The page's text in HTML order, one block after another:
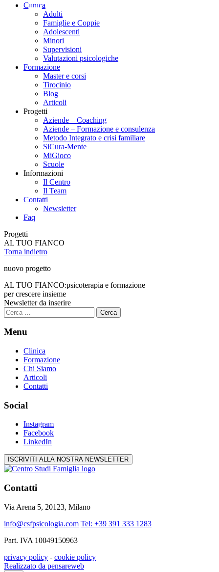
Clinica
Adulti
Famiglie e Coppie
Adolescenti
Minori
Supervisioni
Valutazioni psicologiche
Formazione
Master e corsi
Tirocinio
Blog
Articoli
Progetti
Aziende – Coaching
Aziende – Formazione e consulenza
Metodo Integrato e crisi familiare
SiCura-Mente
MiGioco
Scuole
Informazioni
Il Centro
Il Team
Contatti
Newsletter
Faq
Progetti
AL TUO FIANCO
Torna indietro
nuovo progetto
AL TUO FIANCO:psicoterapia e formazione
per crescere insieme
Newsletter da inserire
Ricerca
per:
Menu
Clinica
Formazione
Chi Siamo
Articoli
Contatti
Social
Instagram
Facebook
LinkedIn
ISCRIVITI ALLA NOSTRA NEWSLETTER
Contatti
Via Arena 5, 20123, Milano
info@csfpsicologia.com Tel: +39 391 333 1283
Part. IVA 10049150963
privacy policy - cookie policy
Realizzato da pensareweb